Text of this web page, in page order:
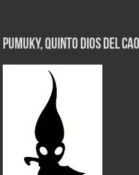
Pumuky, Quinto Dios del